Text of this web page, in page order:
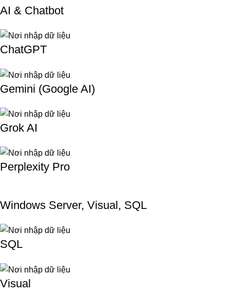
AI & Chatbot
ChatGPT
Gemini (Google AI)
Grok AI
Perplexity Pro
Windows Server, Visual, SQL
SQL
Visual